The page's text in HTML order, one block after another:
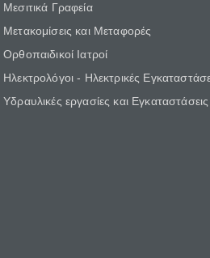
Μεσιτικά Γραφεία
Μετακομίσεις και Μεταφορές
Ορθοπαιδικοί Ιατροί
Ηλεκτρολόγοι - Ηλεκτρικές
Υδραυλικές εργασίες και Εγκαταστάσεις